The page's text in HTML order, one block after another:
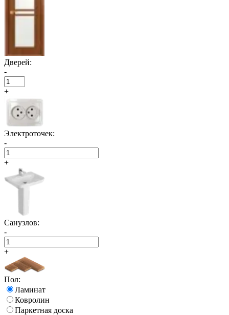
Дверей:
-
+
Электроточек:
-
+
Санузлов:
-
+
Пол:
Ламинат
Ковролин
Паркетная доска